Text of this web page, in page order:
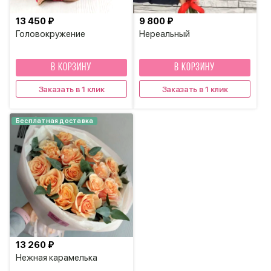
Головокружение
13 450 ₽
В КОРЗИНУ
Заказать в 1 клик
Нереальный
9 800 ₽
В КОРЗИНУ
Заказать в 1 клик
Бесплатная доставка
Нежная карамелька
13 260 ₽